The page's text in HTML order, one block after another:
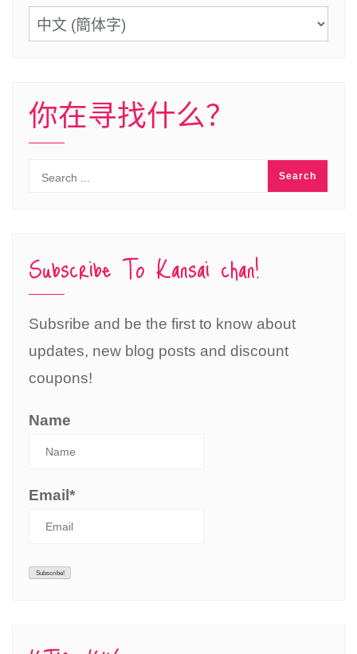
语
言
你在寻找什么？
Subscribe To Kansai chan!
Subsribe and be the first to know about
updates, new blog posts and discount
coupons!
Name
Email*